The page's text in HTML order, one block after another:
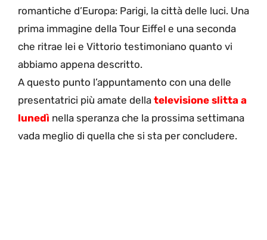
romantiche d’Europa: Parigi, la città delle luci. Una
prima immagine della Tour Eiffel e una seconda
che ritrae lei e Vittorio testimoniano quanto vi
abbiamo appena descritto.
A questo punto l’appuntamento con una delle
presentatrici più amate della televisione slitta a
lunedì nella speranza che la prossima settimana
vada meglio di quella che si sta per concludere.